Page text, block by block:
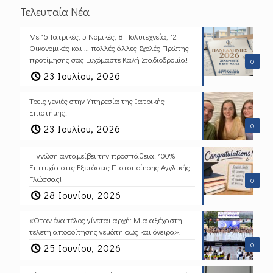
Τελευταία Νέα
0
Με 15 Ιατρικές, 5 Νομικές, 8 Πολυτεχνεία, 12
Οικονομικές και … πολλές άλλες Σχολές Πρώτης
προτίμησης σας Ευχόμαστε Καλή Σταδιοδρομία!
23 Ιουλίου, 2026
0
Τρεις γενιές στην Υπηρεσία της Ιατρικής
Επιστήμης!
23 Ιουλίου, 2026
0
Η γνώση ανταμείβει την προσπάθεια! 100%
Επιτυχία στις Εξετάσεις Πιστοποίησης Αγγλικής
Γλώσσας!
28 Ιουνίου, 2026
0
«Όταν ένα τέλος γίνεται αρχή: Μια αξέχαστη
τελετή αποφοίτησης γεμάτη φως και όνειρα».
25 Ιουνίου, 2026